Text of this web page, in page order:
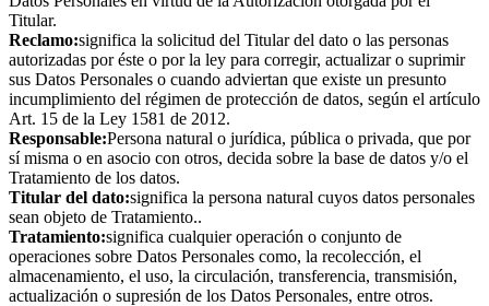
Titular.
Reclamo:significa la solicitud del Titular del dato o las personas
autorizadas por éste o por la ley para corregir, actualizar o suprimir
sus Datos Personales o cuando adviertan que existe un presunto
incumplimiento del régimen de protección de datos, según el artículo
Art. 15 de la Ley 1581 de 2012.
Responsable:Persona natural o jurídica, pública o privada, que por
sí misma o en asocio con otros, decida sobre la base de datos y/o el
Tratamiento de los datos.
Titular del dato:significa la persona natural cuyos datos personales
sean objeto de Tratamiento..
Tratamiento:significa cualquier operación o conjunto de
operaciones sobre Datos Personales como, la recolección, el
almacenamiento, el uso, la circulación, transferencia, transmisión,
actualización o supresión de los Datos Personales, entre otros.